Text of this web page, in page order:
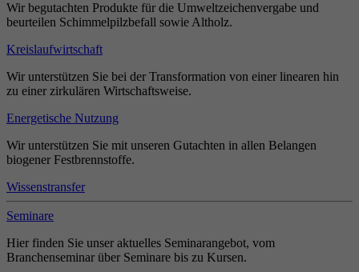
Wir begutachten Produkte für die Umweltzeichenvergabe und
beurteilen Schimmelpilzbefall sowie Altholz.
Kreislaufwirtschaft
Wir unterstützen Sie bei der Transformation von einer linearen hin
zu einer zirkulären Wirtschaftsweise.
Energetische Nutzung
Wir unterstützen Sie mit unseren Gutachten in allen Belangen
biogener Festbrennstoffe.
Wissenstransfer
Seminare
Hier finden Sie unser aktuelles Seminarangebot, vom
Branchenseminar über Seminare bis zu Kursen.